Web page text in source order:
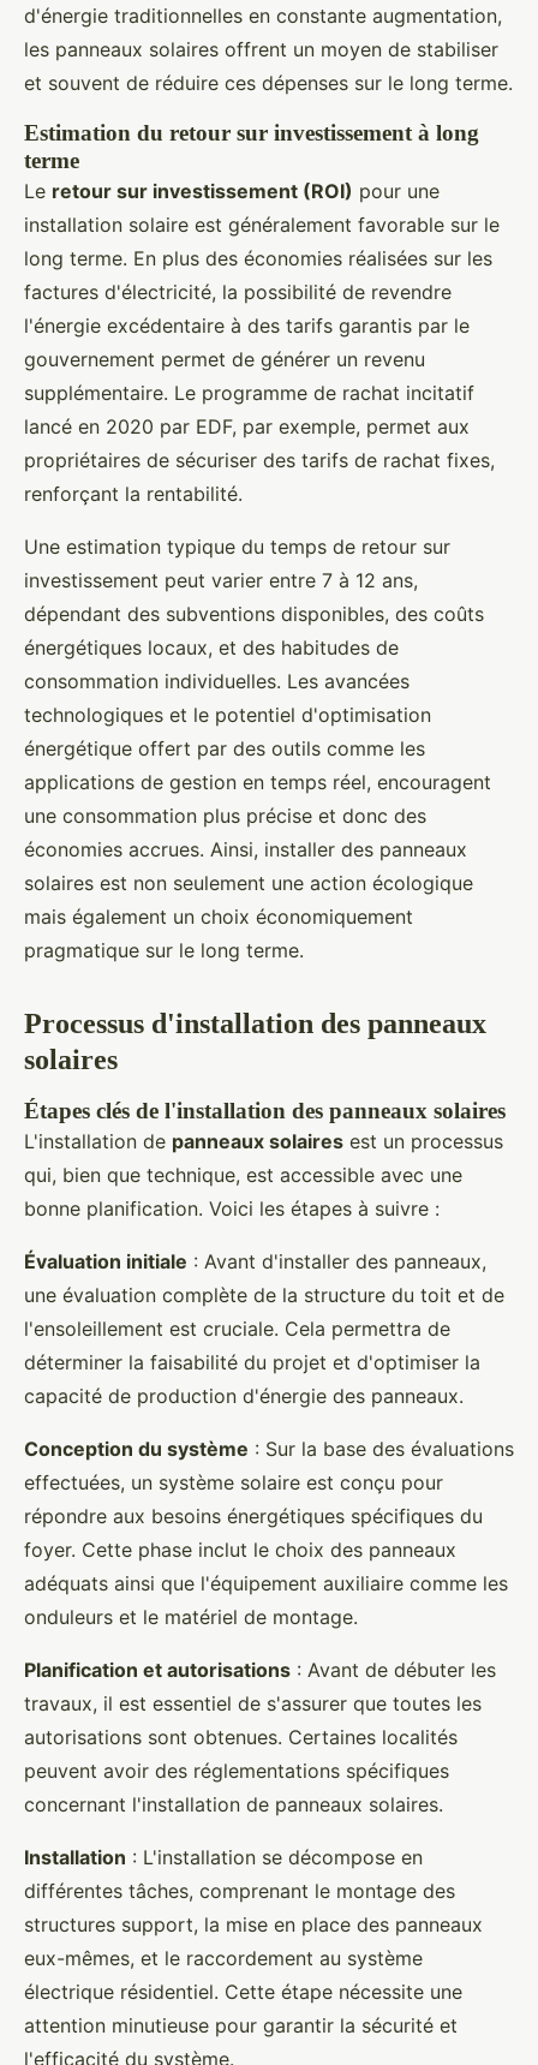
d'énergie traditionnelles en constante augmentation,
les panneaux solaires offrent un moyen de stabiliser
et souvent de réduire ces dépenses sur le long terme.
Estimation du retour sur investissement à long
terme
Le retour sur investissement (ROI) pour une
installation solaire est généralement favorable sur le
long terme. En plus des économies réalisées sur les
factures d'électricité, la possibilité de revendre
l'énergie excédentaire à des tarifs garantis par le
gouvernement permet de générer un revenu
supplémentaire. Le programme de rachat incitatif
lancé en 2020 par EDF, par exemple, permet aux
propriétaires de sécuriser des tarifs de rachat fixes,
renforçant la rentabilité.
Une estimation typique du temps de retour sur
investissement peut varier entre 7 à 12 ans,
dépendant des subventions disponibles, des coûts
énergétiques locaux, et des habitudes de
consommation individuelles. Les avancées
technologiques et le potentiel d'optimisation
énergétique offert par des outils comme les
applications de gestion en temps réel, encouragent
une consommation plus précise et donc des
économies accrues. Ainsi, installer des panneaux
solaires est non seulement une action écologique
mais également un choix économiquement
pragmatique sur le long terme.
Processus d'installation des panneaux
solaires
Étapes clés de l'installation des panneaux solaires
L'installation de panneaux solaires est un processus
qui, bien que technique, est accessible avec une
bonne planification. Voici les étapes à suivre :
Évaluation initiale : Avant d'installer des panneaux,
une évaluation complète de la structure du toit et de
l'ensoleillement est cruciale. Cela permettra de
déterminer la faisabilité du projet et d'optimiser la
capacité de production d'énergie des panneaux.
Conception du système : Sur la base des évaluations
effectuées, un système solaire est conçu pour
répondre aux besoins énergétiques spécifiques du
foyer. Cette phase inclut le choix des panneaux
adéquats ainsi que l'équipement auxiliaire comme les
onduleurs et le matériel de montage.
Planification et autorisations : Avant de débuter les
travaux, il est essentiel de s'assurer que toutes les
autorisations sont obtenues. Certaines localités
peuvent avoir des réglementations spécifiques
concernant l'installation de panneaux solaires.
Installation : L'installation se décompose en
différentes tâches, comprenant le montage des
structures support, la mise en place des panneaux
eux-mêmes, et le raccordement au système
électrique résidentiel. Cette étape nécessite une
attention minutieuse pour garantir la sécurité et
l'efficacité du système.